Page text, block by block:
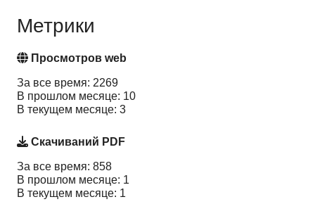
Метрики
Просмотров web
За все время: 2269
В прошлом месяце: 10
В текущем месяце: 3
Скачиваний PDF
За все время: 858
В прошлом месяце: 1
В текущем месяце: 1